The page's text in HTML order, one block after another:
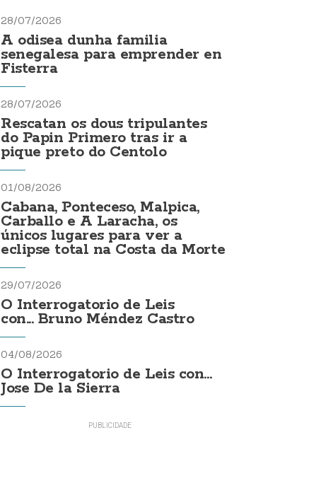
28/07/2026
A odisea dunha familia
senegalesa para emprender en
Fisterra
28/07/2026
Rescatan os dous tripulantes
do Papin Primero tras ir a
pique preto do Centolo
01/08/2026
Cabana, Ponteceso, Malpica,
Carballo e A Laracha, os
únicos lugares para ver a
eclipse total na Costa da Morte
29/07/2026
O Interrogatorio de Leis
con... Bruno Méndez Castro
04/08/2026
O Interrogatorio de Leis con...
Jose De la Sierra